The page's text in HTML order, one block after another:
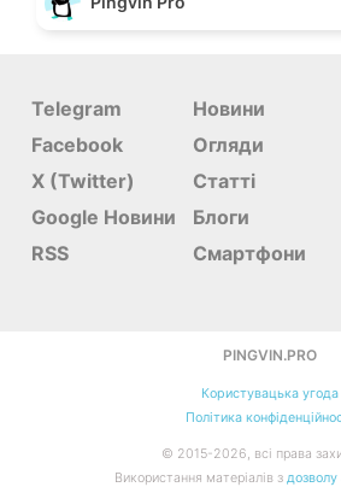
Telegram
Facebook
X (Twitter)
Google Новини
RSS
Новини
Огляди
Статті
Блоги
Смартфони
PINGVIN.PRO
Користувацька угода
Політика
© 2015-2026, всі права
Використання матеріалів з дозволу